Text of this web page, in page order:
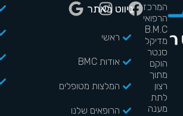
המרכז
הרפואי
B.M.C
מדיקל
סנטר
הוקם
מתוך
רצון
לתת
מענה
ניווט באתר
ראשי
אודות BMC
המלצות מטופלים
הרופאים שלנו